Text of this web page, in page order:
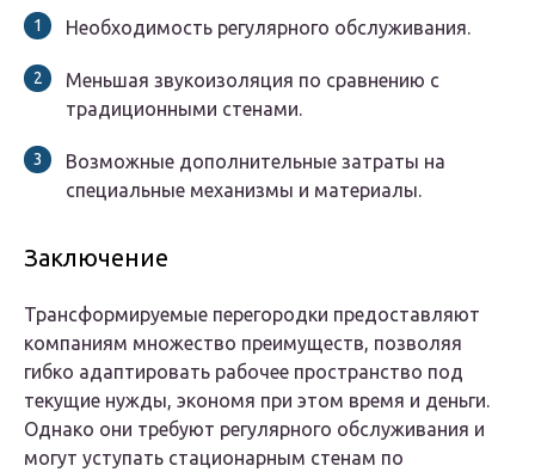
Необходимость регулярного обслуживания.
Меньшая звукоизоляция по сравнению с
традиционными стенами.
Возможные дополнительные затраты на
специальные механизмы и материалы.
Заключение
Трансформируемые перегородки предоставляют
компаниям множество преимуществ, позволяя
гибко адаптировать рабочее пространство под
текущие нужды, экономя при этом время и деньги.
Однако они требуют регулярного обслуживания и
могут уступать стационарным стенам по